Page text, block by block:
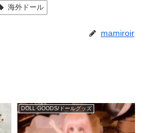
海外ドール
mamiroir
DOLL·GOODS/ドールグッズ